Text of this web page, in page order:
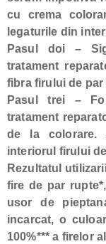
cu crema
legaturile din
Pasul doi –
tratament
fibra firului de par
Pasul trei –
tratament
de la colorare.
interiorul firului
Rezultatul
fire de par
usor de
incarcat, o
100%*** a firelor